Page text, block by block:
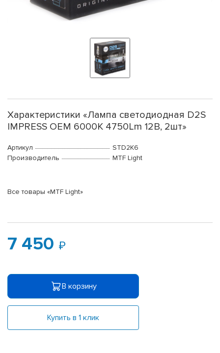
Характеристики «Лампа светодиодная D2S
IMPRESS OEM 6000K 4750Lm 12В, 2шт»
Артикул
STD2K6
Производитель
MTF Light
Все товары «MTF Light»
7 450
В корзину
Купить в 1 клик